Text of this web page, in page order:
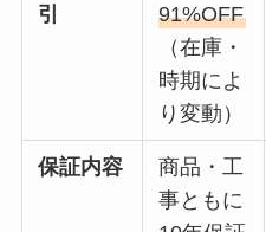
引
91%OFF
（在庫・
時期によ
り変動）
保証内容
商品・工
事ともに